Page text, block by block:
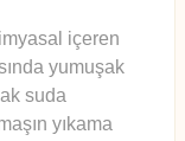
içeren
yumuşak
suda
yıkama